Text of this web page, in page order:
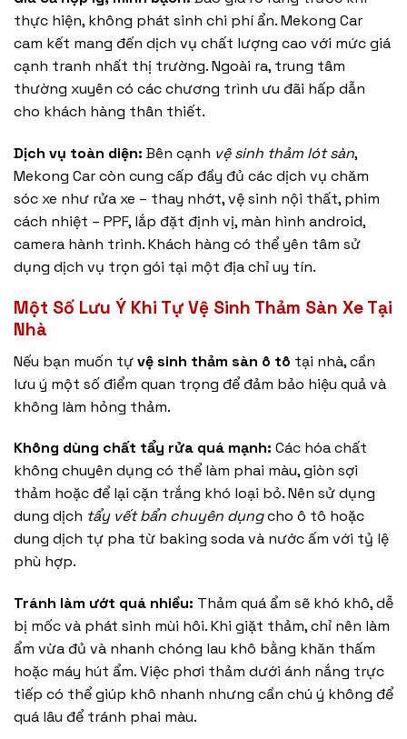
thực hiện, không phát sinh chi phí ẩn. Mekong Car
cam kết mang đến dịch vụ chất lượng cao với mức giá
cạnh tranh nhất thị trường. Ngoài ra, trung tâm
thường xuyên có các chương trình ưu đãi hấp dẫn
cho khách hàng thân thiết.
Dịch vụ toàn diện: Bên cạnh vệ sinh thảm lót sàn,
Mekong Car còn cung cấp đầy đủ các dịch vụ chăm
sóc xe như rửa xe – thay nhớt, vệ sinh nội thất, phim
cách nhiệt – PPF, lắp đặt định vị, màn hình android,
camera hành trình. Khách hàng có thể yên tâm sử
dụng dịch vụ trọn gói tại một địa chỉ uy tín.
Một Số Lưu Ý Khi Tự Vệ Sinh Thảm Sàn Xe Tại
Nhà
Nếu bạn muốn tựvệ sinh thảm sàn ô tô tại nhà, cần
lưu ý một số điểm quan trọng để đảm bảo hiệu quả và
không làm hỏng thảm.
Không dùng chất tẩy rửa quá mạnh: Các hóa chất
không chuyên dụng có thể làm phai màu, giòn sợi
thảm hoặc để lại cặn trắng khó loại bỏ. Nên sử dụng
dung dịch tẩy vết bẩn chuyên dụngcho ô tô hoặc
dung dịch tự pha từ baking soda và nước ấm với tỷ lệ
phù hợp.
Tránh làm ướt quá nhiều: Thảm quá ẩm sẽ khó khô, dễ
bị mốc và phát sinh mùi hôi. Khi giặt thảm, chỉ nên làm
ẩm vừa đủ và nhanh chóng lau khô bằng khăn thấm
hoặc máy hút ẩm. Việc phơi thảm dưới ánh nắng trực
tiếp có thể giúp khô nhanh nhưng cần chú ý không để
quá lâu để tránh phai màu.